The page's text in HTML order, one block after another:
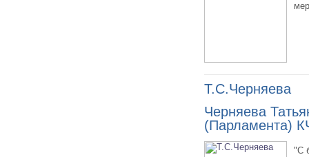
Т.С.Черняева
Черняева
(Парламента)
"С